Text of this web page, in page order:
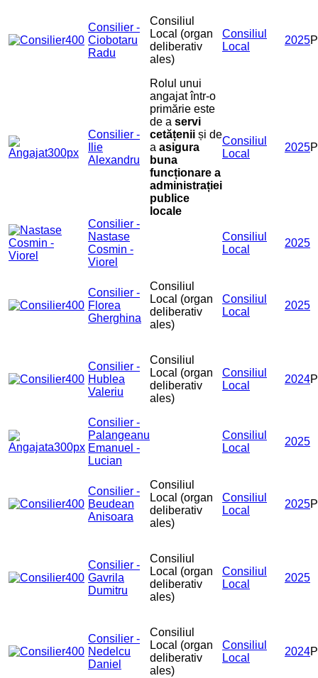
Consilier -
Ciobotaru
Radu
Consiliul
Local (organ
deliberativ
ales)
Consiliul
Local
2025
Consilier -
Ilie
Alexandru
Rolul unui
angajat într-o
primărie este
de a servi
cetățenii și de
a asigura
buna
funcționare a
administrației
publice
locale
Consiliul
Local
2025
Consilier -
Nastase
Cosmin -
Viorel
Consiliul
Local
2025
Consilier -
Florea
Gherghina
Consiliul
Local (organ
deliberativ
ales)
Consiliul
Local
2025
Consilier -
Hublea
Valeriu
Consiliul
Local (organ
deliberativ
ales)
Consiliul
Local
2024
Consilier -
Palangeanu
Emanuel -
Lucian
Consiliul
Local
2025
Consilier -
Beudean
Anisoara
Consiliul
Local (organ
deliberativ
ales)
Consiliul
Local
2025
Consilier -
Gavrila
Dumitru
Consiliul
Local (organ
deliberativ
ales)
Consiliul
Local
2025
Consilier -
Nedelcu
Daniel
Consiliul
Local (organ
deliberativ
ales)
Consiliul
Local
2024